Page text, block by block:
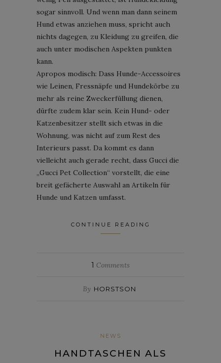
sogar sinnvoll. Und wenn man dann seinem
Hund etwas anziehen muss, spricht auch
nichts dagegen, zu Kleidung zu greifen, die
auch unter modischen Aspekten punkten
kann.
Apropos modisch: Dass Hunde-Accessoires
wie Leinen, Fressnäpfe und Hundekörbe zu
mehr als reine Zweckerfüllung dienen,
dürfte zudem klar sein. Kein Hund- oder
Katzenbesitzer stellt sich etwas in die
Wohnung, was nicht auf zum Rest des
Interieurs passt. Da kommt es dann
vielleicht auch gerade recht, dass Gucci die
„Gucci Pet Collection“ vorstellt, die eine
breit gefächerte Auswahl an Artikeln für
Hunde und Katzen umfasst.
CONTINUE READING
1 Comments
By HORSTSON
NEWS
HANDTASCHEN ALS